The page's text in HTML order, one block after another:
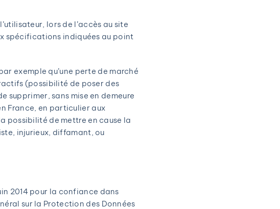
lors de l’accès au site
spécifications indiquées au point
exemple qu’une perte de marché
(possibilité de poser des
supprimer, sans mise en demeure
France, en particulier aux
possibilité de mettre en cause la
injurieux, diffamant, ou
2014 pour la confiance dans
sur la Protection des Données